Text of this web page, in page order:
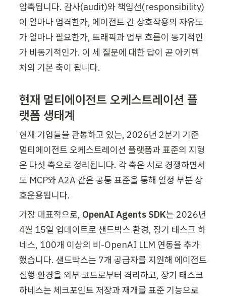
압축됩니다. 감사(audit)와 책임선(responsibility)
이 얼마나 엄격한가, 에이전트 간 상호작용의 자유도
가 얼마나 필요한가, 트래픽과 업무 흐름이 동기적인
가 비동기적인가. 이 세 질문에 대한 답이 곧 아키텍
처의 기본 축이 됩니다.
현재 멀티에이전트 오케스트레이션 플
랫폼 생태계
현재 기업들을 관통하고 있는, 2026년 2분기 기준
멀티에이전트 오케스트레이션 플랫폼과 표준의 지형
은 다섯 축으로 정리됩니다. 각 축은 서로 경쟁하면서
도 MCP와 A2A 같은 공통 표준을 통해 일정 부분 상
호운용됩니다.
가장 대표적으로, OpenAI Agents SDK는 2026년
4월 15일 업데이트로 샌드박스 환경, 장기 태스크 하
네스, 100개 이상의 비-OpenAI LLM 연동을 추가
했습니다. 샌드박스는 7개 공급자를 지원해 에이전트
실행 환경을 외부 코드로부터 격리하고, 장기 태스크
하네스는 체크포인트 저장과 재개를 표준 기능으로